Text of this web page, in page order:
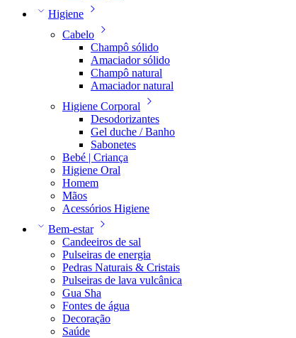
Higiene
Cabelo
Champô sólido
Amaciador sólido
Champô natural
Amaciador natural
Higiene Corporal
Desodorizantes
Gel duche / Banho
Sabonetes
Bebé | Criança
Higiene Oral
Homem
Mãos
Acessórios Higiene
Bem-estar
Candeeiros de sal
Pulseiras de energia
Pedras Naturais & Cristais
Pulseiras de lava vulcânica
Gua Sha
Fontes de água
Decoração
Saúde